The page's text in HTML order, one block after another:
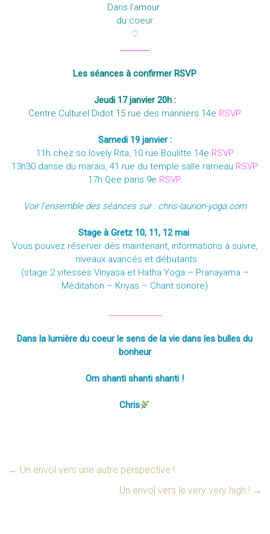
Dans l’amour
du coeur
♡
Les séances à confirmer RSVP
Jeudi 17 janvier 20h :
Centre Culturel Didot 15 rue des mariniers 14e RSVP
Samedi 19 janvier :
11h chez so lovely Rita, 10 rue Boulitte 14e RSVP
13h30 danse du marais, 41 rue du temple salle rameau RSVP
17h Qee paris 9e RSVP
Voir l’ensemble des séances sur : chris-laurion-yoga.com
Stage à Gretz 10, 11, 12 mai
Vous pouvez réserver dès maintenant, informations à suivre,
niveaux avancés et débutants
(stage 2 vitesses Vinyasa et Hatha Yoga – Pranayama –
Méditation – Kriyas – Chant sonore)
Dans la lumière du coeur le sens de la vie dans les bulles du
bonheur
Om shanti shanti shanti !
Chris
← Un envol vers une autre perspective !
Un envol vers le very very high ! →